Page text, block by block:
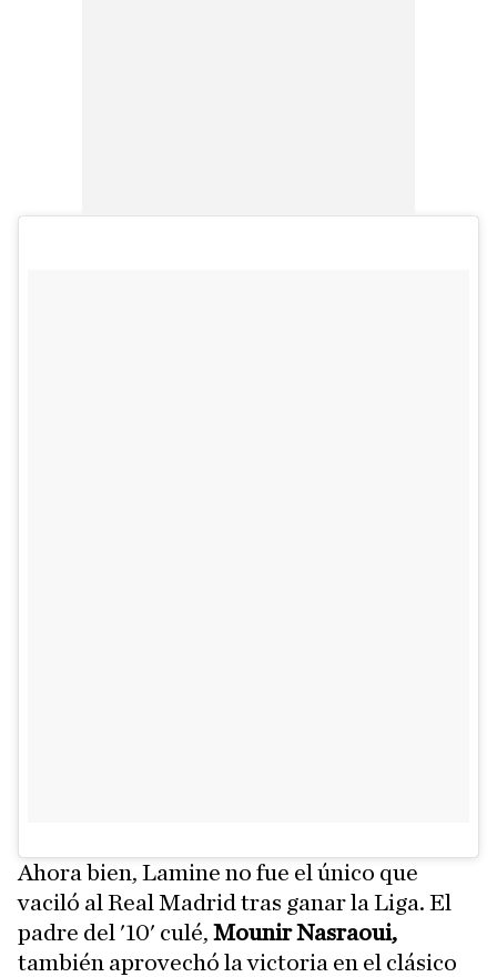
Ahora bien, Lamine no fue el único que
vaciló al Real Madrid tras ganar la Liga. El
padre del '10' culé, Mounir Nasraoui,
también aprovechó la victoria en el clásico